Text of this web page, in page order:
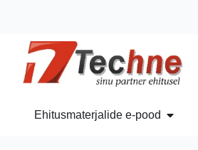
Ehitusmaterjalide e-pood